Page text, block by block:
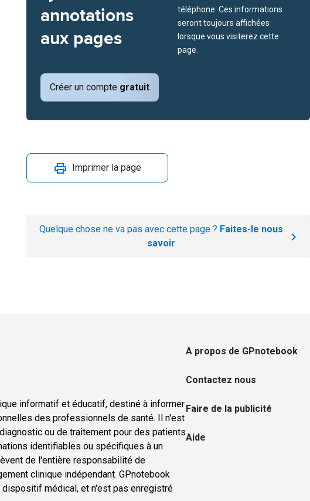
annotations
aux pages
Créer un compte gratuit
téléphone. Ces informations
seront toujours affichées
lorsque vous visiterez cette
page.
Imprimer la page
Quelque chose ne va pas avec cette page ? Faites-le nous
savoir
informatif et éducatif, destiné à informer
des professionnels de santé. Il n'est
ou de traitement pour des patients
identifiables ou spécifiques à un
de l'entière responsabilité de
clinique indépendant. GPnotebook
médical, et n'est pas enregistré
A propos de GPnotebook
Contactez nous
Faire de la publicité
Aide